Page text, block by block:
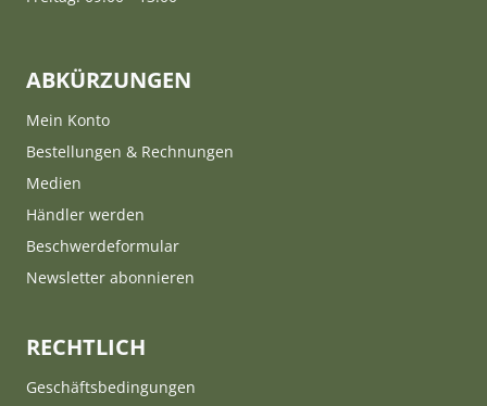
ABKÜRZUNGEN
Mein Konto
Bestellungen & Rechnungen
Medien
Händler werden
Beschwerdeformular
Newsletter abonnieren
RECHTLICH
Geschäftsbedingungen